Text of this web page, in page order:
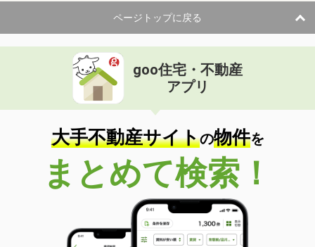
ページトップに戻る
goo住宅・不動産
アプリ
大手不動産サイトの物件を
まとめて検索！